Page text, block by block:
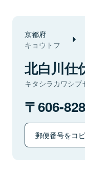
京都府
キョウトフ
北白川仕
キタシラカワシブ
606-
郵便番号をコ